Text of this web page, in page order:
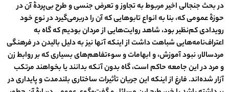
در بحث جنجالی اخیر مربوط به تجاوز و تعرض جنسی و طرح بیپردۀ آن در
حوزۀ عمومی که، بنا به انواع تابوهایی که آن را دربرمیگیرد در نوع خود
رویدادی کمنظیر بود، شاهد روایتهایی از مردان بودیم که گاه به
اعترافنامههایی شباهت داشت از اینکه آنها نیز به دلیل بالیدن در فرهنگی
مردسالار، نبود آموزش، و ابهامات و سوءتفاهمهای بسیاری که بر روابط زن
و مرد در این جامعه حاکم است، گاه بدون آنکه بدانند یا بخواهند مرتکب
آزار شدهاند. فارغ از اینکه این جریان تأثیرات ساختاری بلندمدت و پایداری در